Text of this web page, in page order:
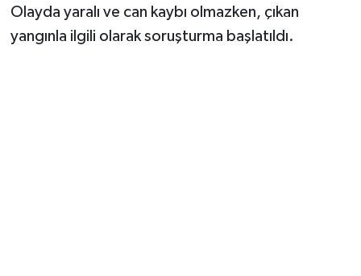
Olayda yaralı ve can kaybı olmazken, çıkan
yangınla ilgili olarak soruşturma başlatıldı.